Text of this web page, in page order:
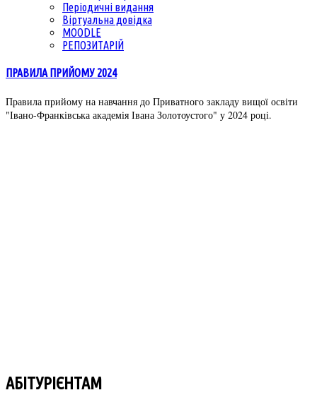
Періодичні видання
Віртуальна довідка
MOODLE
РЕПОЗИТАРІЙ
ПРАВИЛА ПРИЙОМУ 2024
Правила прийому на навчання до Приватного закладу вищої освіти
"Івано-Франківська академія Івана Золотоустого" у 2024 році.
АБІТУРІЄНТАМ